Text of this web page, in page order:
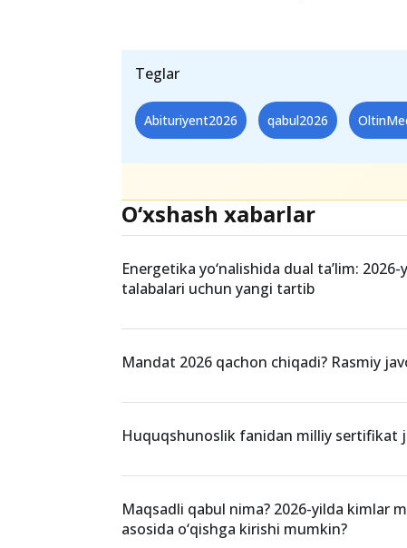
Teglar
Abituriyent2026 qabul2026
O‘xshash xabarlar
Energetika yo‘nalishida dual ta’lim:
talabalari uchun yangi tartib
Mandat 2026 qachon chiqadi? Rasmiy
Huquqshunoslik fanidan milliy sertifikat
Maqsadli qabul nima? 2026-yilda kimlar
asosida o‘qishga kirishi mumkin?